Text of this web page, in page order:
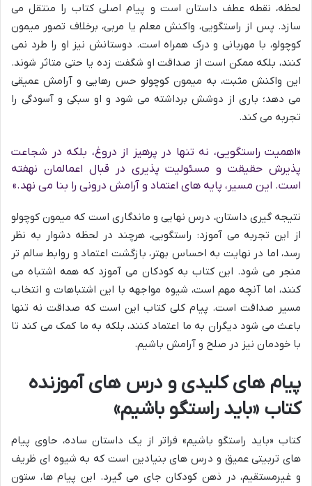
لحظه، نقطه عطف داستان است و پیام اصلی کتاب را منتقل می
سازد. پس از راستگویی، واکنش معلم یا مربی، برخلاف تصور میمون
کوچولو، با مهربانی و درک همراه است. دوستانش نیز او را طرد نمی
کنند، بلکه ممکن است از صداقت او شگفت زده یا حتی متاثر شوند.
این واکنش مثبت، به میمون کوچولو حس رهایی و آرامش عمیقی
می دهد؛ باری از دوشش برداشته می شود و او سبکی و آسودگی را
تجربه می کند.
«اهمیت راستگویی، نه تنها در پرهیز از دروغ، بلکه در شجاعت
پذیرش حقیقت و مسئولیت پذیری در قبال اعمالمان نهفته
است. این مسیر، پایه های اعتماد و آرامش درونی را بنا می نهد.»
نتیجه گیری داستان، درس نهایی و ماندگاری است که میمون کوچولو
از این تجربه می آموزد: راستگویی، هرچند در لحظه دشوار به نظر
رسد، اما در نهایت به احساس بهتر، بازگشت اعتماد و روابط سالم تر
منجر می شود. این کتاب به کودکان می آموزد که همه اشتباه می
کنند، اما آنچه مهم است، شیوه مواجهه با این اشتباهات و انتخاب
مسیر صداقت است. پیام کلی کتاب این است که صداقت نه تنها
باعث می شود دیگران به ما اعتماد کنند، بلکه به ما کمک می کند تا
با خودمان نیز در صلح و آرامش باشیم.
پیام های کلیدی و درس های آموزنده
کتاب «باید راستگو باشیم»
کتاب «باید راستگو باشیم» فراتر از یک داستان ساده، حاوی پیام
های تربیتی عمیق و درس های بنیادین است که به شیوه ای ظریف
و غیرمستقیم، در ذهن کودکان جای می گیرد. این پیام ها، ستون